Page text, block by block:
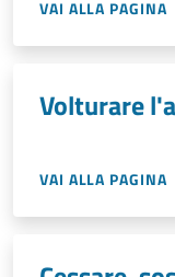
VAI ALLA PAGINA
Volturare
VAI ALLA PAGINA